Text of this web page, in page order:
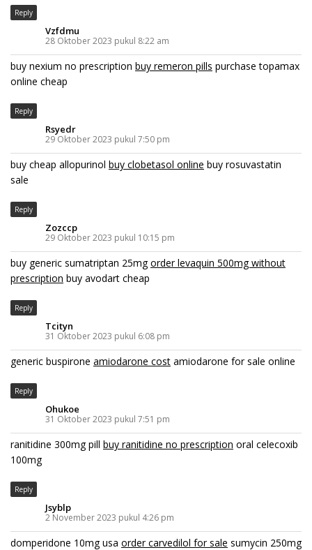
Reply
Vzfdmu
28 Oktober 2023 pukul 8:22 am
buy nexium no prescription buy remeron pills purchase topamax
online cheap
Reply
Rsyedr
29 Oktober 2023 pukul 7:50 pm
buy cheap allopurinol buy clobetasol online buy rosuvastatin
sale
Reply
Zozccp
29 Oktober 2023 pukul 10:15 pm
buy generic sumatriptan 25mgorder levaquin 500mg without
prescription buy avodart cheap
Reply
Tcityn
31 Oktober 2023 pukul 6:08 pm
generic buspirone amiodarone cost amiodarone for sale online
Reply
Ohukoe
31 Oktober 2023 pukul 7:51 pm
ranitidine 300mg pill buy ranitidine no prescription oral celecoxib
100mg
Reply
Jsyblp
2 November 2023 pukul 4:26 pm
domperidone 10mg usa order carvedilol for sale sumycin 250mg